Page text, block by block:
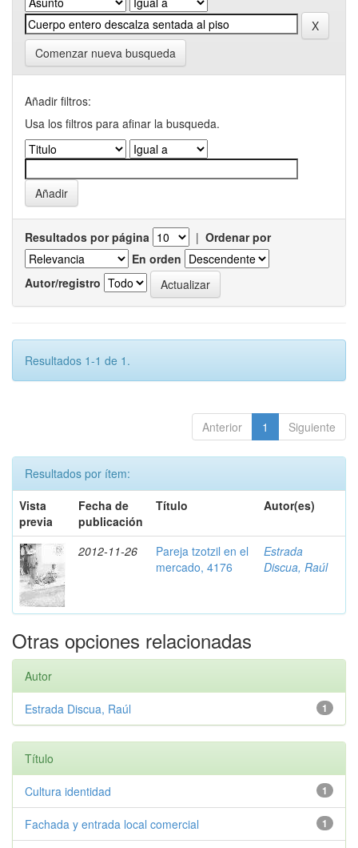
Comenzar nueva busqueda
Añadir filtros:
Usa los filtros para afinar la busqueda.
Resultados por página | Ordenar por
En orden
Autor/registro
Resultados 1-1 de 1.
Anterior 1 Siguiente
Resultados por ítem:
Vista
previa
Fecha de
publicación
Título Autor(es)
2012-11-26
Pareja tzotzil en el
mercado, 4176
Estrada
Discua, Raúl
Otras opciones relacionadas
Autor
1
Estrada Discua, Raúl
Título
1
Cultura identidad
1
Fachada y entrada local comercial